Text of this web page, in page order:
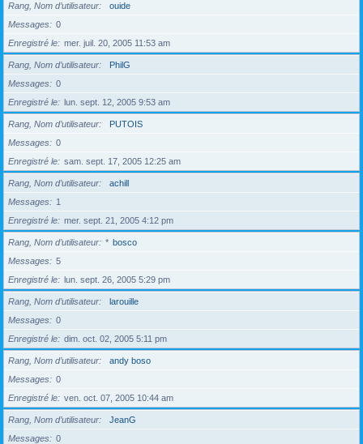
Rang, Nom d’utilisateur
ouide
Messages
0
Enregistré le
mer. juil. 20, 2005 11:53 am
Rang, Nom d’utilisateur
PhilG
Messages
0
Enregistré le
lun. sept. 12, 2005 9:53 am
Rang, Nom d’utilisateur
PUTOIS
Messages
0
Enregistré le
sam. sept. 17, 2005 12:25 am
Rang, Nom d’utilisateur
achill
Messages
1
Enregistré le
mer. sept. 21, 2005 4:12 pm
Rang, Nom d’utilisateur * bosco
Messages
5
Enregistré le
lun. sept. 26, 2005 5:29 pm
Rang, Nom d’utilisateur
larouille
Messages
0
Enregistré le
dim. oct. 02, 2005 5:11 pm
Rang, Nom d’utilisateur
andy boso
Messages
0
Enregistré le
ven. oct. 07, 2005 10:44 am
Rang, Nom d’utilisateur
JeanG
Messages
0